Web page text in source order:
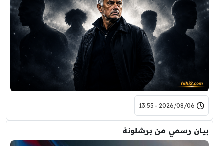
2026/08/06 - 13:55
بيان رسمي من برشلونة